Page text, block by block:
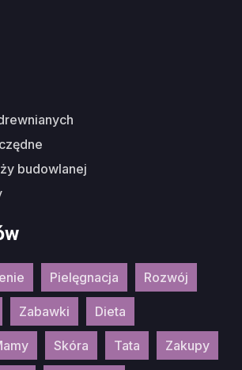
budowlanej
Pielęgnacja Rozwój
Zabawki Dieta
Skóra Tata Zakupy